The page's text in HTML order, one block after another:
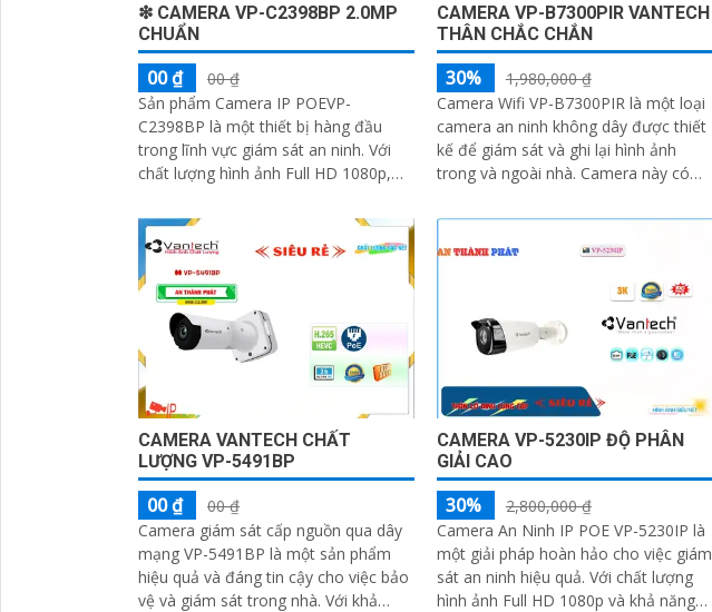
❇ CAMERA VP-C2398BP 2.0MP
CHUẨN
00 ₫
00 ₫
Sản phẩm Camera IP POEVP-
C2398BP là một thiết bị hàng đầu
trong lĩnh vực giám sát an ninh. Với
chất lượng hình ảnh Full HD 1080p,
giám sát của bạn
CAMERA VP-B7300PIR VANTECH
THÂN CHẮC CHẮN
30%
1,980,000 ₫
Camera Wifi VP-B7300PIR là một loại
camera an ninh không dây được thiết
kế để giám sát và ghi lại hình ảnh
trong và ngoài nhà. Camera này có
CAMERA VANTECH CHẤT
LƯỢNG VP-5491BP
00 ₫
00 ₫
Camera giám sát cấp nguồn qua dây
mạng VP-5491BP là một sản phẩm
hiệu quả và đáng tin cậy cho việc bảo
vệ và giám sát trong nhà. Với khả
CAMERA VP-5230IP ĐỘ PHÂN
GIẢI CAO
30%
2,800,000 ₫
Camera An Ninh IP POE VP-5230IP là
một giải pháp hoàn hảo cho việc giám
sát an ninh hiệu quả. Với chất lượng
hình ảnh Full HD 1080p và khả năng